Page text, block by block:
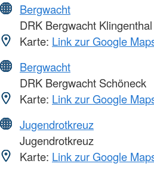
Bergwacht
DRK Bergwacht Klingenthal
Karte: Link zur Google
Bergwacht
DRK Bergwacht Schöneck
Karte: Link zur Google
Jugendrotkreuz
Jugendrotkreuz
Karte: Link zur Google